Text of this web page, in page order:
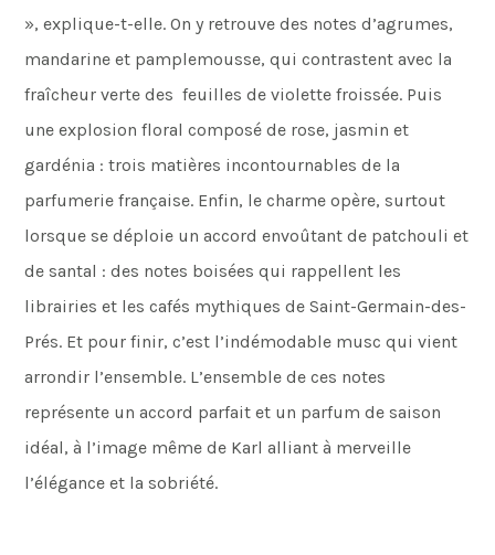
», explique-t-elle. On y retrouve des notes d’agrumes,
mandarine et pamplemousse, qui contrastent avec la
fraîcheur verte des feuilles de violette froissée. Puis
une explosion floral composé de rose, jasmin et
gardénia : trois matières incontournables de la
parfumerie française. Enfin, le charme opère, surtout
lorsque se déploie un accord envoûtant de patchouli et
de santal : des notes boisées qui rappellent les
librairies et les cafés mythiques de Saint-Germain-des-
Prés. Et pour finir, c’est l’indémodable musc qui vient
arrondir l’ensemble. L’ensemble de ces notes
représente un accord parfait et un parfum de saison
idéal, à l’image même de Karl alliant à merveille
l’élégance et la sobriété.